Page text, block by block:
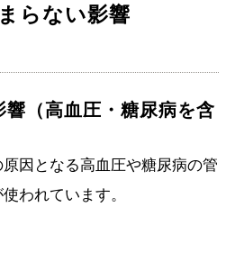
らない影響
響（高血圧・糖尿病を含
因となる高血圧や糖尿病の管
われています。